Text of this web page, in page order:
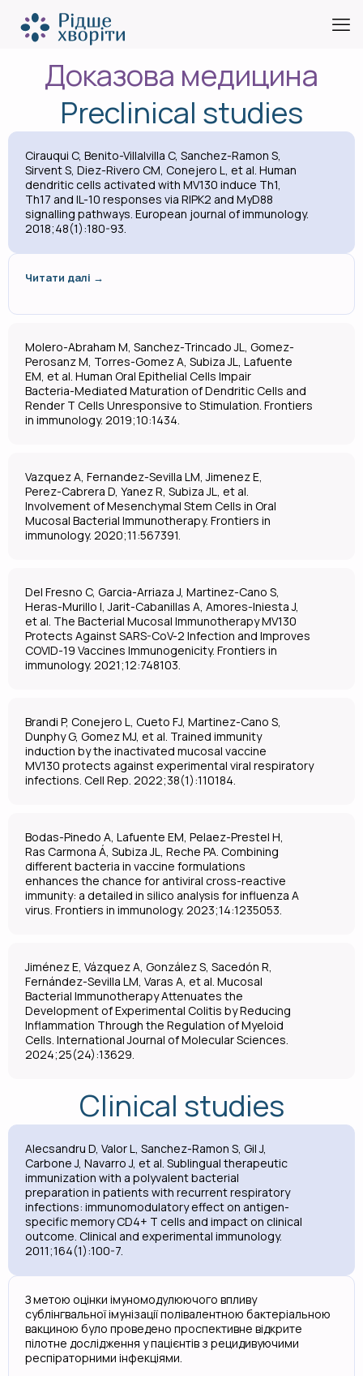
Доказова медицина
Preclinical studies
Cirauqui C, Benito-Villalvilla C, Sanchez-Ramon S,
Sirvent S, Diez-Rivero CM, Conejero L, et al. Human
dendritic cells activated with MV130 induce Th1,
Th17 and IL-10 responses via RIPK2 and MyD88
signalling pathways. European journal of immunology.
2018;48(1):180-93.
Читати далі →
Molero-Abraham M, Sanchez-Trincado JL, Gomez-
Perosanz M, Torres-Gomez A, Subiza JL, Lafuente
EM, et al. Human Oral Epithelial Cells Impair
Bacteria-Mediated Maturation of Dendritic Cells and
Render T Cells Unresponsive to Stimulation. Frontiers
in immunology. 2019;10:1434.
Vazquez A, Fernandez-Sevilla LM, Jimenez E,
Perez-Cabrera D, Yanez R, Subiza JL, et al.
Involvement of Mesenchymal Stem Cells in Oral
Mucosal Bacterial Immunotherapy. Frontiers in
immunology. 2020;11:567391.
Del Fresno C, Garcia-Arriaza J, Martinez-Cano S,
Heras-Murillo I, Jarit-Cabanillas A, Amores-Iniesta J,
et al. The Bacterial Mucosal Immunotherapy MV130
Protects Against SARS-CoV-2 Infection and Improves
COVID-19 Vaccines Immunogenicity. Frontiers in
immunology. 2021;12:748103.
Brandi P, Conejero L, Cueto FJ, Martinez-Cano S,
Dunphy G, Gomez MJ, et al. Trained immunity
induction by the inactivated mucosal vaccine
MV130 protects against experimental viral respiratory
infections. Cell Rep. 2022;38(1):110184.
Bodas-Pinedo A, Lafuente EM, Pelaez-Prestel H,
Ras Carmona Á, Subiza JL, Reche PA. Combining
different bacteria in vaccine formulations
enhances the chance for antiviral cross-reactive
immunity: a detailed in silico analysis for influenza A
virus. Frontiers in immunology. 2023;14:1235053.
Jiménez E, Vázquez A, González S, Sacedón R,
Fernández-Sevilla LM, Varas A, et al. Mucosal
Bacterial Immunotherapy Attenuates the
Development of Experimental Colitis by Reducing
Inflammation Through the Regulation of Myeloid
Cells. International Journal of Molecular Sciences.
2024;25(24):13629.
Clinical studies
Alecsandru D, Valor L, Sanchez-Ramon S, Gil J,
Carbone J, Navarro J, et al. Sublingual therapeutic
immunization with a polyvalent bacterial
preparation in patients with recurrent respiratory
infections: immunomodulatory effect on antigen-
specific memory CD4+ T cells and impact on clinical
outcome. Clinical and experimental immunology.
2011;164(1):100-7.
З метою оцінки імуномодулюючого впливу
сублінгвальної імунізації полівалентною бактеріальною
вакциною було проведено проспективне відкрите
пілотне дослідження у пацієнтів з рецидивуючими
респіраторними інфекціями.